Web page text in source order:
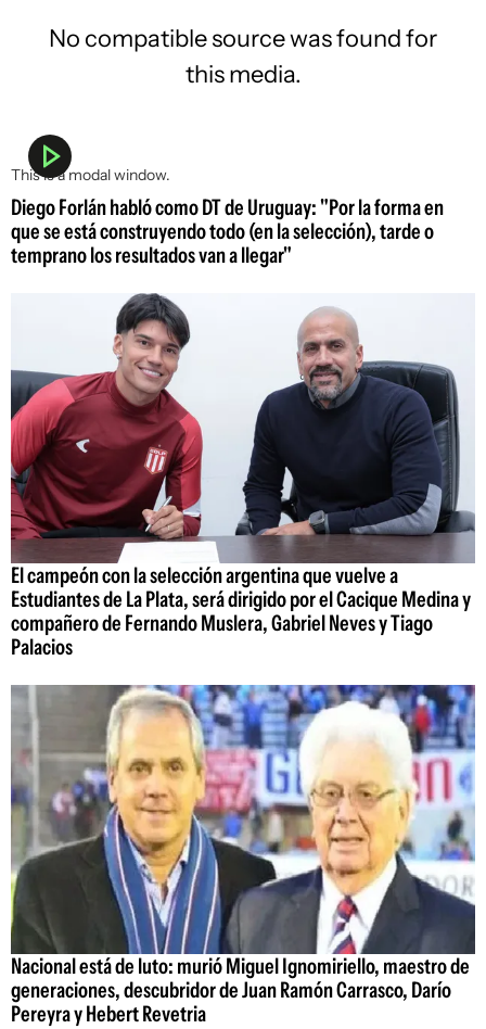
This is a modal window.
No compatible source was found for
this media.
Diego Forlán habló como DT de Uruguay: "Por la forma en
que se está construyendo todo (en la selección), tarde o
temprano los resultados van a llegar"
El campeón con la selección argentina que vuelve a
Estudiantes de La Plata, será dirigido por el Cacique Medina y
compañero de Fernando Muslera, Gabriel Neves y Tiago
Palacios
Nacional está de luto: murió Miguel Ignomiriello, maestro de
generaciones, descubridor de Juan Ramón Carrasco, Darío
Pereyra y Hebert Revetria